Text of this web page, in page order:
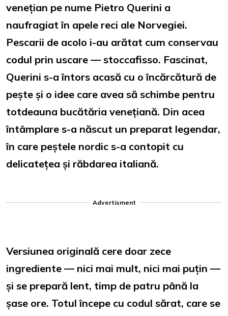
venețian pe nume Pietro Querini a
naufragiat în apele reci ale Norvegiei.
Pescarii de acolo i-au arătat cum conservau
codul prin uscare — stoccafisso. Fascinat,
Querini s-a întors acasă cu o încărcătură de
pește și o idee care avea să schimbe pentru
totdeauna bucătăria venețiană. Din acea
întâmplare s-a născut un preparat legendar,
în care peștele nordic s-a contopit cu
delicatețea și răbdarea italiană.
Advertisment
Versiunea originală cere doar zece
ingrediente — nici mai mult, nici mai puțin —
și se prepară lent, timp de patru până la
șase ore. Totul începe cu codul sărat, care se